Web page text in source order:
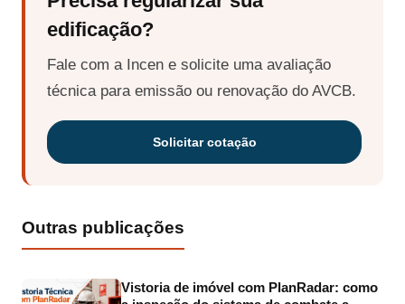
edificação?
Fale com a Incen e solicite uma avaliação
técnica para emissão ou renovação do AVCB.
Solicitar cotação
Outras publicações
Vistoria de imóvel com PlanRadar: como